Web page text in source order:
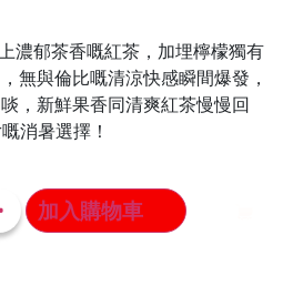
濃郁茶香嘅紅茶，加埋檸檬獨有
無與倫比嘅清涼快感瞬間爆發，
，新鮮果香同清爽紅茶慢慢回
消暑選擇！
加入購物車